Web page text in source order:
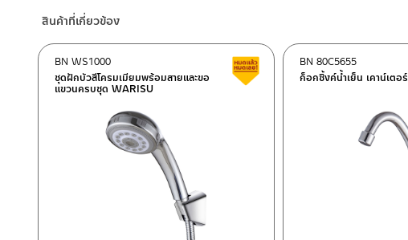
ศูนย์บริการและอะไหล่ กรุงเทพฯ
662/61-62 ถนน พระราม3 แขวงบางโพงพาง เขตยานนาวา กรุงเทพฯ 10120
โทร: 02-358-0080 / 080-075-8668 / 091-545-0556
เชียงใหม่
–Lazada
– ซื้อสินค้าชิ้นนี้บน Shopee
<<
ซื้อสินค้าชิ้นนี้บน Lazada>>คลิกที่นี่
ติดต่อพนักงานขาย / Contact Sales Staff
โทร: 02-285-5795
@charnpaiboon.sales
สินค้าที่เกี่ยวข้อง
ชุดฝักบัวสีโครมเมียมพร้อมสายและขอ
แขวนครบชุด WARISU
BN WS1000 สินค้าลดราคา เคลียร์สต็อก
ก็อกซิ้งค์น้ำเย็น เคาน์เตอร์
BN 80C5655